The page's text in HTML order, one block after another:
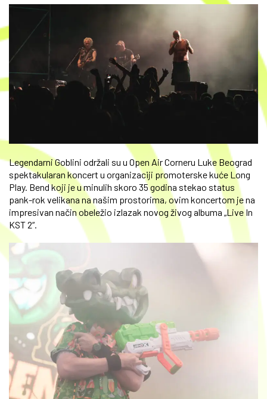
Legendarni Goblini održali su u Open Air Corneru Luke Beograd
spektakularan koncert u organizaciji promoterske kuće Long
Play. Bend koji je u minulih skoro 35 godina stekao status
pank-rok velikana na našim prostorima, ovim koncertom je na
impresivan način obeležio izlazak novog živog albuma „Live In
KST 2“.